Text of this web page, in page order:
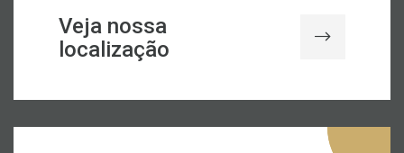
Veja nossa
localização